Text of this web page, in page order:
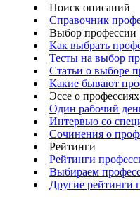
Поиск описаний
Справочник
Выбор профессии
Как выбрать
Тесты на выбор
Статьи о выборе
Какие бывают
Эссе о профессиях
Один рабочий
Интервью со
Сочинения о
Рейтинги
Рейтинги
Выбираем
Другие рейтинги